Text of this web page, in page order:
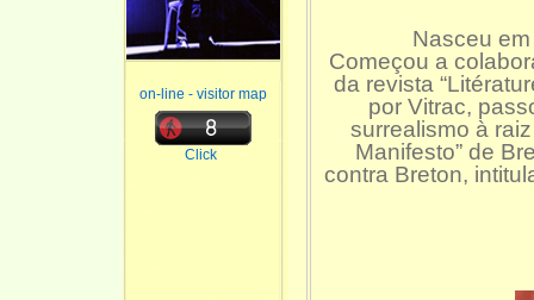
on-line - visitor map
Click
Nasceu
Começou a
da revista
por Vitrac,
surrealismo à
Manifesto” de
contra Breton,